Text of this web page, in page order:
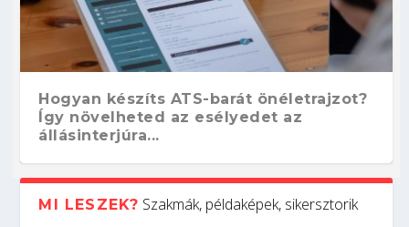
Hogyan készíts ATS-barát önéletrajzot?
Így növelheted az esélyedet az
állásinterjúra...
MI LESZEK? Szakmák, példaképek, sikersztorik